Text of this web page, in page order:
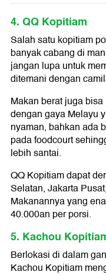
4. QQ Kopitiam
Salah satu kopitiam
banyak cabang di
jangan lupa untuk
ditemani dengan
Makan berat juga
dengan gaya Melayu
nyaman, bahkan ada
pada foodcourt
lebih santai.
QQ Kopitiam dapat
Selatan, Jakarta
Makanannya yang
40.000an per porsi.
5. Kachou
Berlokasi di dalam
Kachou Kopitiam